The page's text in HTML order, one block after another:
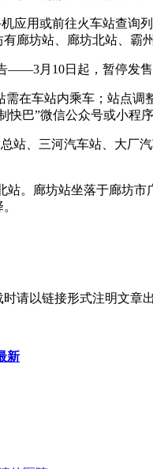
应用或前往火车站查
廊坊站、廊坊北站、霸
——3月10日起，暂停发
在车站内乘车；站点
巴”微信公众号或小程
站、三河汽车站、大
站。廊坊站坐落于廊坊
请以链接形式注明文章出
新